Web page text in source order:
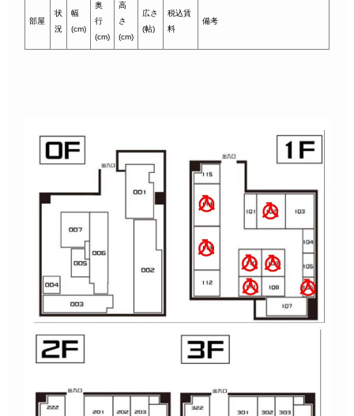
部屋
状
況
幅
(cm)
奥
行
(cm)
高
さ
(cm)
広さ
(帖)
税込賃
料
備考